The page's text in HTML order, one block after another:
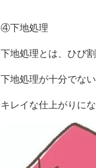
④下地処理
下地処理とは、ひび
下地処理が十分でな
キレイな仕上がりにな